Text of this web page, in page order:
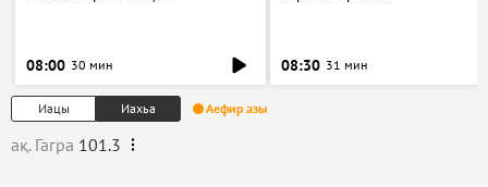
08:00 30 мин 08:30 31 мин
Иацы Иахьа Аефир азы
ақ. Гагра 101.3